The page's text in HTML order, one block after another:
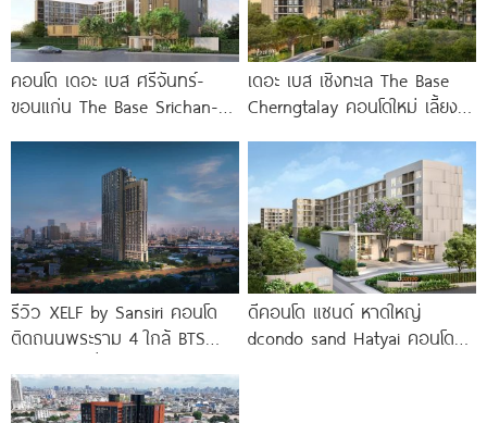
คอนโด เดอะ เบส ศรีจันทร์-
ขอนแก่น The Base Srichan-
ขอนแก่น
เดอะ เบส เชิงทะเล The Base
Cherngtalay คอนโดใหม่ เลี้ยง
รีวิว XELF by Sansiri คอนโด
ติดถนนพระราม 4 ใกล้ BTS
ดีคอนโด แซนด์ หาดใหญ่
dcondo sand Hatyai คอนโด